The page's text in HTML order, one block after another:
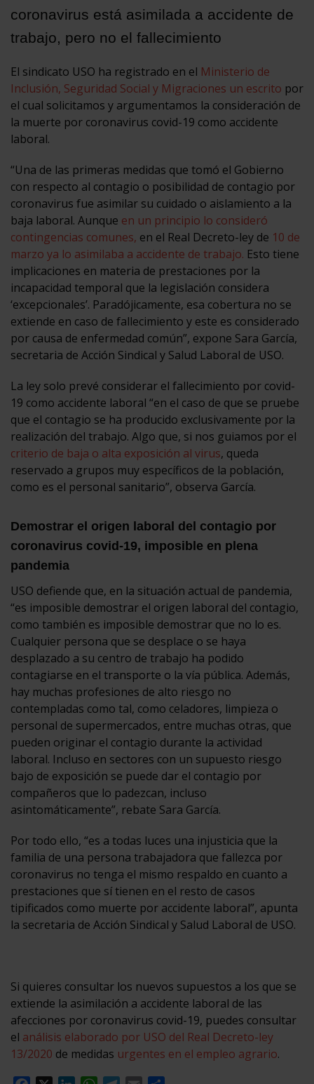
coronavirus está asimilada a accidente de
trabajo, pero no el fallecimiento
El sindicato USO ha registrado en el Ministerio de
Inclusión, Seguridad Social y Migraciones un escrito por
el cual solicitamos y argumentamos la consideración de
la muerte por coronavirus covid-19 como accidente
laboral.
“Una de las primeras medidas que tomó el Gobierno
con respecto al contagio o posibilidad de contagio por
coronavirus fue asimilar su cuidado o aislamiento a la
baja laboral. Aunque en un principio lo consideró
contingencias comunes, en el Real Decreto-ley de 10 de
marzo ya lo asimilaba a accidente de trabajo. Esto tiene
implicaciones en materia de prestaciones por la
incapacidad temporal que la legislación considera
‘excepcionales’. Paradójicamente, esa cobertura no se
extiende en caso de fallecimiento y este es considerado
por causa de enfermedad común”, expone Sara García,
secretaria de Acción Sindical y Salud Laboral de USO.
La ley solo prevé considerar el fallecimiento por covid-
19 como accidente laboral “en el caso de que se pruebe
que el contagio se ha producido exclusivamente por la
realización del trabajo. Algo que, si nos guiamos por el
criterio de baja o alta exposición al virus, queda
reservado a grupos muy específicos de la población,
como es el personal sanitario”, observa García.
Demostrar el origen laboral del contagio por
coronavirus covid-19, imposible en plena
pandemia
USO defiende que, en la situación actual de pandemia,
“es imposible demostrar el origen laboral del contagio,
como también es imposible demostrar que no lo es.
Cualquier persona que se desplace o se haya
desplazado a su centro de trabajo ha podido
contagiarse en el transporte o la vía pública. Además,
hay muchas profesiones de alto riesgo no
contempladas como tal, como celadores, limpieza o
personal de supermercados, entre muchas otras, que
pueden originar el contagio durante la actividad
laboral. Incluso en sectores con un supuesto riesgo
bajo de exposición se puede dar el contagio por
compañeros que lo padezcan, incluso
asintomáticamente”, rebate Sara García.
Por todo ello, “es a todas luces una injusticia que la
familia de una persona trabajadora que fallezca por
coronavirus no tenga el mismo respaldo en cuanto a
prestaciones que sí tienen en el resto de casos
tipificados como muerte por accidente laboral”, apunta
la secretaria de Acción Sindical y Salud Laboral de USO.
Si quieres consultar los nuevos supuestos a los que se
extiende la asimilación a accidente laboral de las
afecciones por coronavirus covid-19, puedes consultar
el análisis elaborado por USO del Real Decreto-ley
13/2020 de medidas urgentes en el empleo agrario.